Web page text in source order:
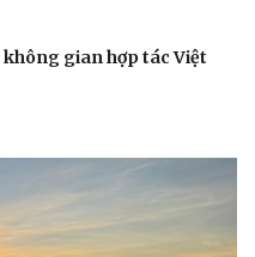
Blog
gian hợp tác Việt